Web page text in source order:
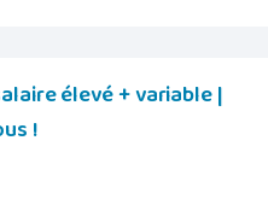
élevé + variable |
!